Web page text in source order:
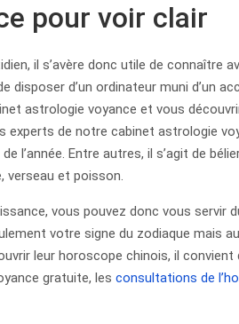
pour voir clair
il s’avère donc utile de connaître
d’un ordinateur muni d’un
astrologie voyance et vous
experts de notre cabinet astrologie
l’année. Entre autres, il s’agit de
verseau et poisson.
vous pouvez donc vous servir
votre signe du zodiaque mais
leur horoscope chinois, il
gratuite, les consultations de